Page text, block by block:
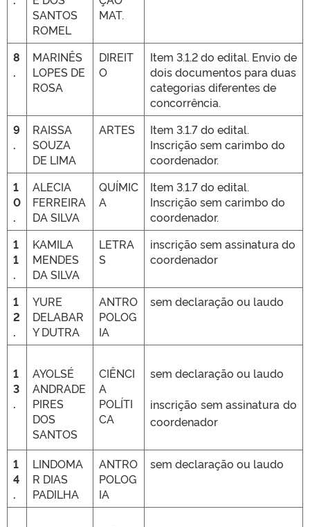
SANTOS
ROMEL
MAT.
8
.
MARINÊS
LOPES DE
ROSA
DIREIT
O
Item 3.1.2 do edital. Envio de
dois documentos para duas
categorias diferentes de
concorrência.
9
.
RAISSA
SOUZA
DE LIMA
ARTES
Item 3.1.7 do edital.
Inscrição sem carimbo do
coordenador.
1
0
.
ALECIA
FERREIRA
DA SILVA
QUÍMIC
A
Item 3.1.7 do edital.
Inscrição sem carimbo do
coordenador.
1
1
.
KAMILA
MENDES
DA SILVA
LETRA
S
inscrição sem assinatura do
coordenador
1
2
.
YURE
DELABAR
Y DUTRA
ANTRO
POLOG
IA
sem declaração ou laudo
1
3
.
AYOLSÉ
ANDRADE
PIRES
DOS
SANTOS
CIÊNCI
A
POLÍTI
CA
sem declaração ou laudo
inscrição sem assinatura do
coordenador
1
4
.
LINDOMA
R DIAS
PADILHA
ANTRO
POLOG
IA
sem declaração ou laudo